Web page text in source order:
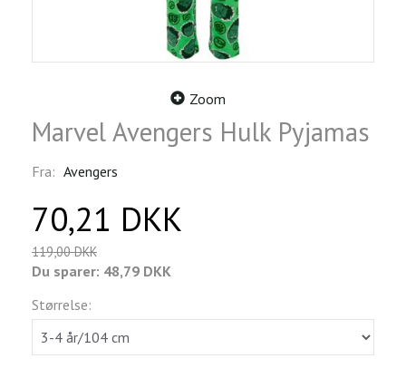
Zoom
Marvel Avengers Hulk Pyjamas
Fra: Avengers
70,21 DKK
119,00 DKK
Du sparer: 48,79 DKK
Størrelse: